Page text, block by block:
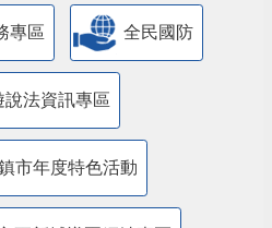
專區 全民國防
說法資訊專區
市年度特色活動